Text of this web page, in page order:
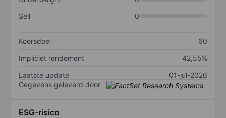
Sell
0
Koersdoel
60
Impliciet rendement
42,55%
Laatste update
01-jul-2026
Gegevens geleverd door
ESG-risico